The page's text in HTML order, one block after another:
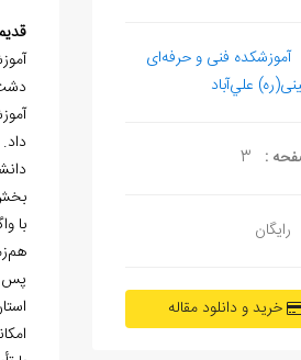
آموزشكده فنی و حرفه‌ای
علي‌آباد
:
3
رایگان
خرید و دانلود مقاله
آموزشكده
داد. اين
با واگذاري 30/000
هم
پس از